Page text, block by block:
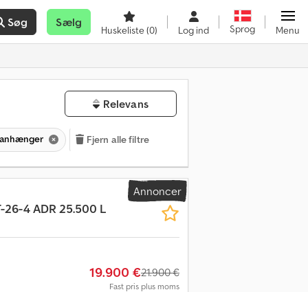
Søg Sælg
Huskeliste(0) Log ind Sprog Menu
Relevans
Fjern alle filtre
Annoncer
4 ADR 25.500 L
19.900 €21.900 €
Fast pris plus moms